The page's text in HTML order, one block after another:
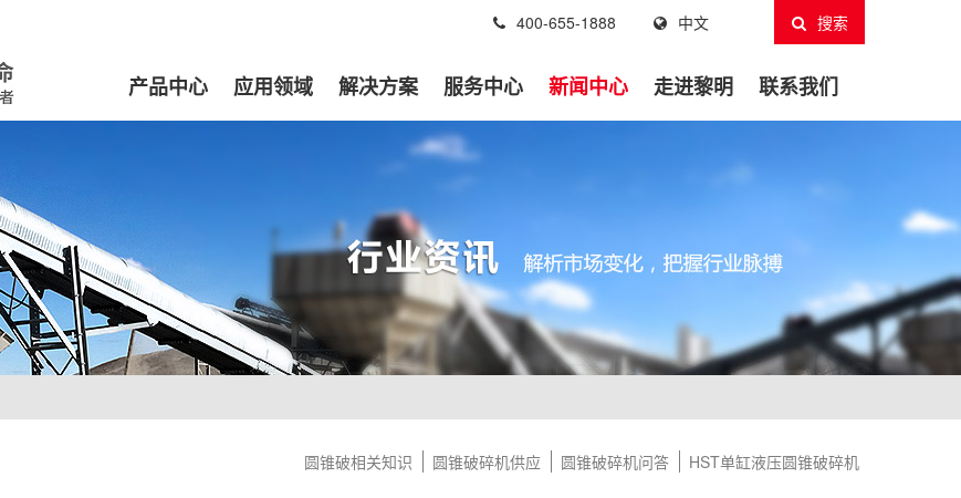
400-655-1888 中文 搜索
产品中心 应用领域 解决方案 服务中心 新闻中心 走进黎明 联系我们
圆锥破相关知识 圆锥破碎机供应 圆锥破碎机问答 HST单缸液压圆锥破碎机